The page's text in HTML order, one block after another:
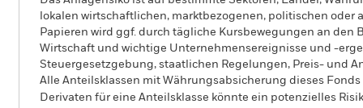
lokalen wirtschaftlichen, marktbezogenen, politischen
Papieren wird ggf. durch tägliche Kursbewegungen an
Wirtschaft und wichtige Unternehmensereignisse und -
Steuergesetzgebung, staatlichen Regelungen, Preis- und
Alle Anteilsklassen mit Währungsabsicherung dieses
Derivaten für eine Anteilsklasse könnte ein potenzielles